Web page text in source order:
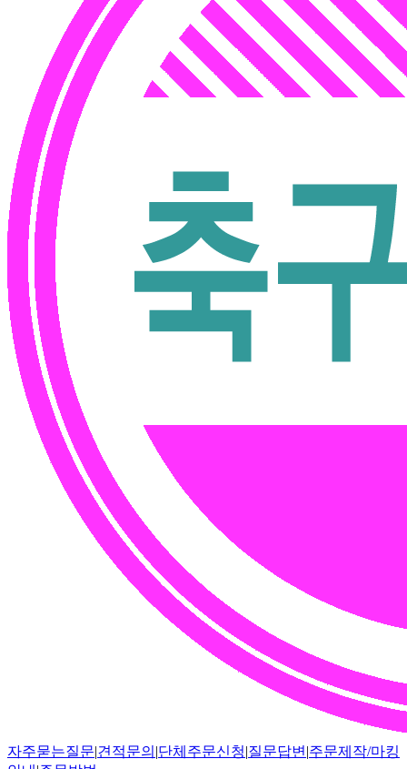
자주묻는질문|견적문의 |단체주문신청|질문답변 |주문제작/마킹